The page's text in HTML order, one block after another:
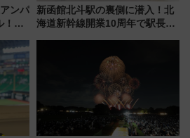
ンパ
！内
新函館北斗駅の裏側に潜入！北
海道新幹線開業10周年で駅長